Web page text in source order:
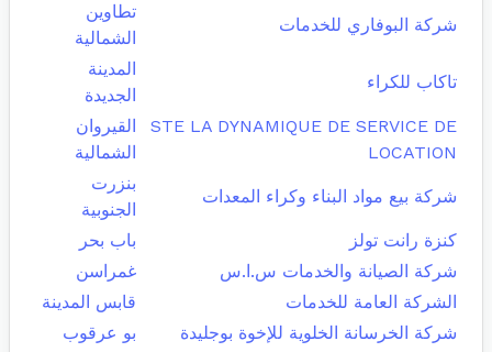
شركة البوفاري للخدمات
تطاوين
الشمالية
تاكاب للكراء
المدينة
الجديدة
STE LA DYNAMIQUE DE SERVICE DE
LOCATION
القيروان
الشمالية
شركة بيع مواد البناء وكراء المعدات
بنزرت
الجنوبية
كنزة رانت تولز
باب بحر
شركة الصيانة والخدمات س.ا.س
غمراسن
الشركة العامة للخدمات
قابس المدينة
شركة الخرسانة الخلوية للإخوة بوجليدة
بو عرقوب